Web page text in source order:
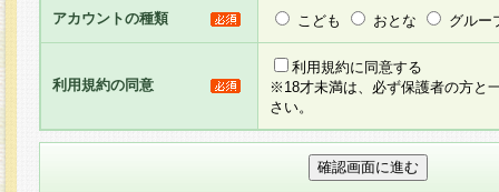
た全ての会員に対して本サービスの依頼をすると
りま す。
3.当社は、会員の事前の承諾を得ることなく、当
方 法・手段にて、本規約を任意に制定、変更ま
きるものとします。改定後の本規約等は、本規約
に掲示したときに、その 他の諸規定については
アカウントの種類 こども おとな グルー
利用規約の同意
利用規約に同意する
※18才未満は、必ず保護者の方と
さい。